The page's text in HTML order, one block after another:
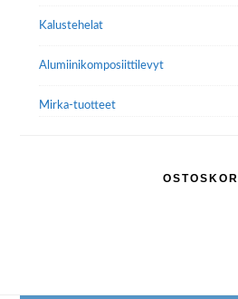
Kalustehelat
Alumiini­komposiitti­levyt
Mirka-tuotteet
OSTOSKORI